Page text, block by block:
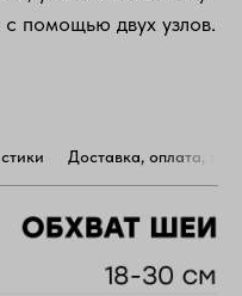
помощью двух узлов.
Доставка, оплата,